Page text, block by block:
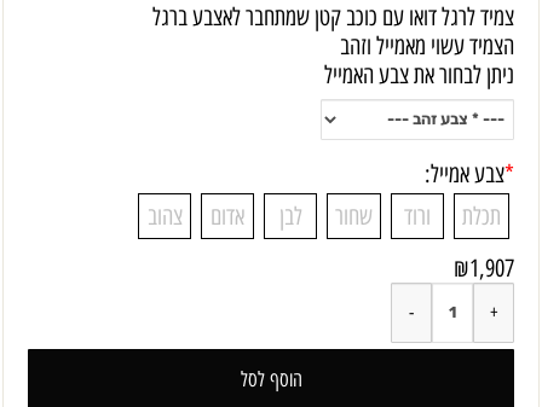
צמיד לרגל דואו עם כוכב קטן שמתחבר לאצבע ברגל
הצמיד עשוי מאמייל וזהב
ניתן לבחור את צבע האמייל
*צבע אמייל:
תכלת
ורוד שחור לבן אדום
צהוב
₪1,907
הוסף לסל